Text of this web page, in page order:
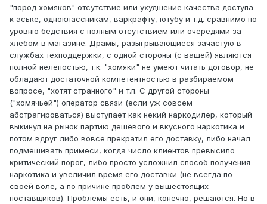
"пород хомяков" отсутствие или ухудшение качества доступа
к аське, одноклассникам, варкрафту, ютубу и т.д. сравнимо по
уровню бедствия с полным отсутствием или очередями за
хлебом в магазине. Драмы, разыгрывающиеся зачастую в
службах техподдержки, с одной стороны (с вашей) являются
полной нелепостью, т.к. "хомяки" не умеют читать договор, не
обладают достаточной компетентностью в разбираемом
вопросе, "хотят странного" и т.п. С другой стороны
("хомячьей") оператор связи (если уж совсем
абстрагироваться) выступает как некий наркодилер, который
выкинул на рынок партию дешёвого и вкусного наркотика и
потом вдруг либо вовсе прекратил его доставку, либо начал
подмешивать примеси, когда число клиентов превысило
критический порог, либо просто усложнил способ получения
наркотика и увеличил время его доставки (не всегда по
своей воле, а по причине проблем у вышестоящих
поставщиков). Проблемы есть, и они, конечно, решаются. Но в